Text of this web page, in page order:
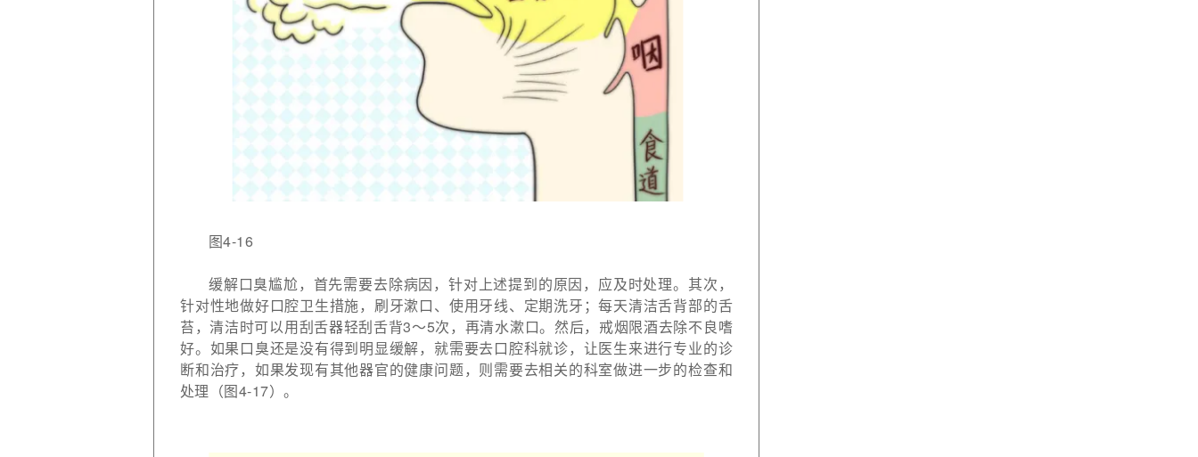
图4-16
缓解口臭尴尬，首先需要去除病因，针对上述提到的原因，应及时处理。其次，
针对性地做好口腔卫生措施，刷牙漱口、使用牙线、定期洗牙；每天清洁舌背部的舌
苔，清洁时可以用刮舌器轻刮舌背3～5次，再清水漱口。然后，戒烟限酒去除不良嗜
好。如果口臭还是没有得到明显缓解，就需要去口腔科就诊，让医生来进行专业的诊
断和治疗，如果发现有其他器官的健康问题，则需要去相关的科室做进一步的检查和
处理（图4-17）。